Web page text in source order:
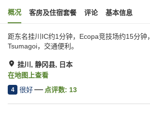
概况 客房及住宿套餐 评论 基本信息
距东名挂川IC约1分钟，Ecopa竞技场约15分钟
Tsumagoi，交通便利。
挂川, 静冈县, 日本
在地图上查看
4 很好 点评数: 13